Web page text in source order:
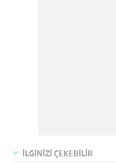
İLGİNİZİ ÇEKEBİLİR